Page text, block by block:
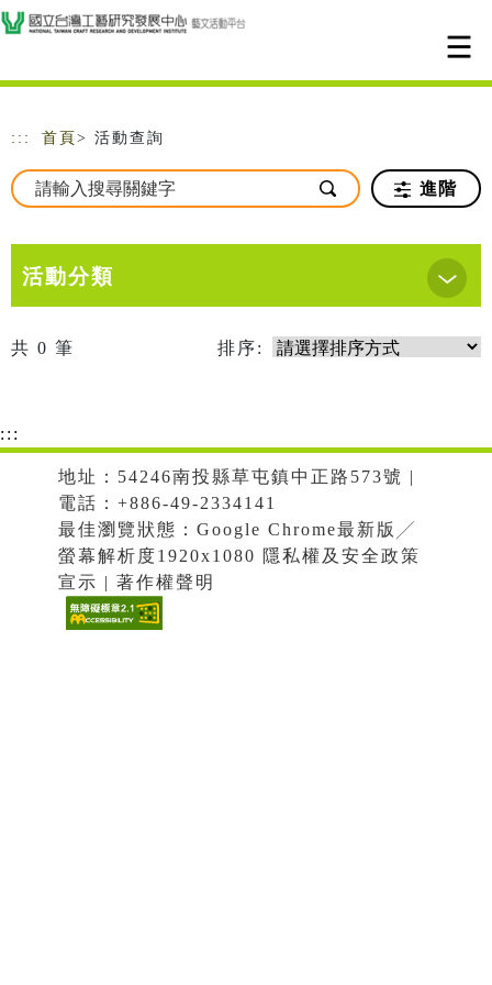
跳到主要內容
網站導覽
::: 首頁 > 活動查詢
進階
活動分類
共 0 筆 排序:
:::
地址：54246南投縣草屯鎮中正路573號 |
電話：+886-49-2334141
最佳瀏覽狀態：Google Chrome最新版╱
螢幕解析度1920x1080 隱私權及安全政策
宣示 | 著作權聲明